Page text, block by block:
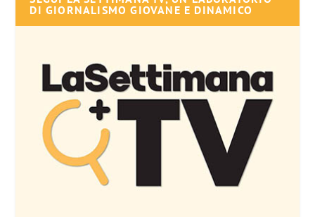
DI GIORNALISMO GIOVANE E DINAMICO